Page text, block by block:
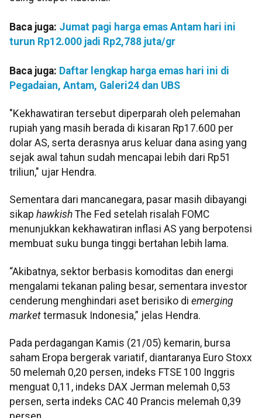
Baca juga: Jumat pagi harga emas Antam hari ini
turun Rp12.000 jadi Rp2,788 juta/gr
Baca juga: Daftar lengkap harga emas hari ini di
Pegadaian, Antam, Galeri24 dan UBS
"Kekhawatiran tersebut diperparah oleh pelemahan
rupiah yang masih berada di kisaran Rp17.600 per
dolar AS, serta derasnya arus keluar dana asing yang
sejak awal tahun sudah mencapai lebih dari Rp51
triliun," ujar Hendra.
Sementara dari mancanegara, pasar masih dibayangi
sikap hawkish The Fed setelah risalah FOMC
menunjukkan kekhawatiran inflasi AS yang berpotensi
membuat suku bunga tinggi bertahan lebih lama.
“Akibatnya, sektor berbasis komoditas dan energi
mengalami tekanan paling besar, sementara investor
cenderung menghindari aset berisiko di emerging
market termasuk Indonesia,” jelas Hendra.
Pada perdagangan Kamis (21/05) kemarin, bursa
saham Eropa bergerak variatif, diantaranya Euro Stoxx
50 melemah 0,20 persen, indeks FTSE 100 Inggris
menguat 0,11, indeks DAX Jerman melemah 0,53
persen, serta indeks CAC 40 Prancis melemah 0,39